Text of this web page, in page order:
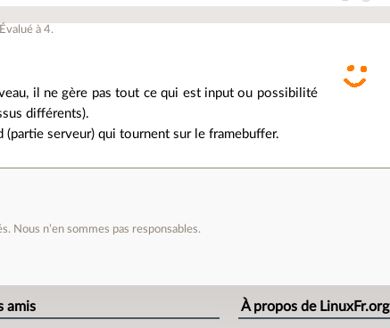
Évalué à4.
il ne gère pas tout ce qui est input ou possibilité
différents).
serveur) qui tournent sur le framebuffer.
Nous n’en sommes pas responsables.
amis À propos de LinuxFr.org